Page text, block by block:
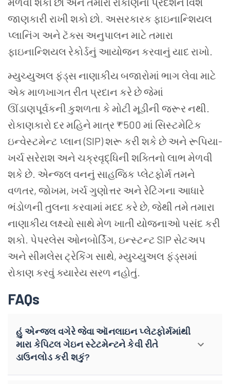
જાણકારી રાખી શકો છો. અસરકારક ફાઇનાન્શિયલ
પ્લાનિંગ અને ટૅક્સ અનુપાલન માટે તમારા
ફાઇનાન્શિયલ રેકોર્ડનું આયોજન કરવાનું યાદ રાખો.
મ્યુચ્યુઅલ ફંડ્સ નાણાકીય બજારોમાં ભાગ લેવા માટે
એક માળખાગત રીત પ્રદાન કરે છે જેમાં
ઊંડાણપૂર્વકની કુશળતા કે મોટી મૂડીની જરૂર નથી.
રોકાણકારો દર મહિને માત્ર ₹500 માં સિસ્ટમેટિક
ઇન્વેસ્ટમેન્ટ પ્લાન (SIP) શરૂ કરી શકે છે અને રૂપિયા-
ખર્ચ સરેરાશ અને ચક્રવૃદ્ધિની શક્તિનો લાભ મેળવી
શકે છે. એન્જલ વનનું સાહજિક પ્લેટફોર્મ તમને
વળતર, જોખમ, ખર્ચ ગુણોત્તર અને રેટિંગના આધારે
ભંડોળની તુલના કરવામાં મદદ કરે છે, જેથી તમે તમારા
નાણાકીય લક્ષ્યો સાથે મેળ ખાતી યોજનાઓ પસંદ કરી
શકો. પેપરલેસ ઓનબોર્ડિંગ, ઇન્સ્ટન્ટ SIP સેટઅપ
અને સીમલેસ ટ્રેકિંગ સાથે, મ્યુચ્યુઅલ ફંડ્સમાં
રોકાણ કરવું ક્યારેય સરળ નહોતું.
FAQs
હું એન્જલ વગેરે જેવા ઑનલાઇન પ્લેટફોર્મમાંથી
મારા કેપિટલ ગેઇન સ્ટેટમેન્ટને કેવી રીતે
ડાઉનલોડ કરી શકું?